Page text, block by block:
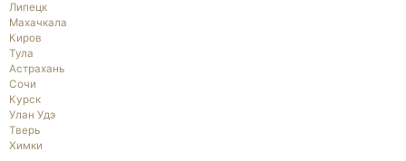
Липецк
Махачкала
Киров
Тула
Астрахань
Сочи
Курск
Улан Удэ
Тверь
Химки